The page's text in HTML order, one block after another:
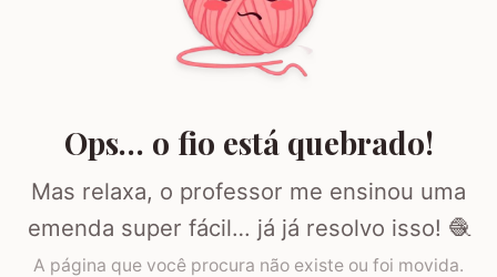
Ops… o fio está quebrado!
Mas relaxa, o professor me ensinou uma
emenda super fácil… já já resolvo isso! 🧶
A página que você procura não existe ou foi movida.